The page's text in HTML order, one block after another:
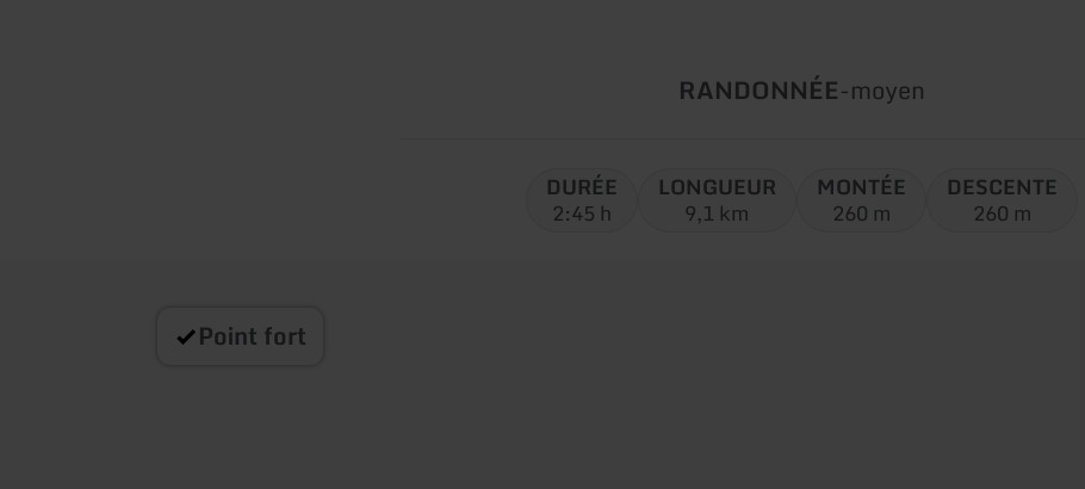
Type
RANDONNÉE-Difficulté:
moyen
DURÉE
2:45 h
LONGUEUR
9,1 km
MONTÉE
260 m
DESCENTE
260 m
Point fort